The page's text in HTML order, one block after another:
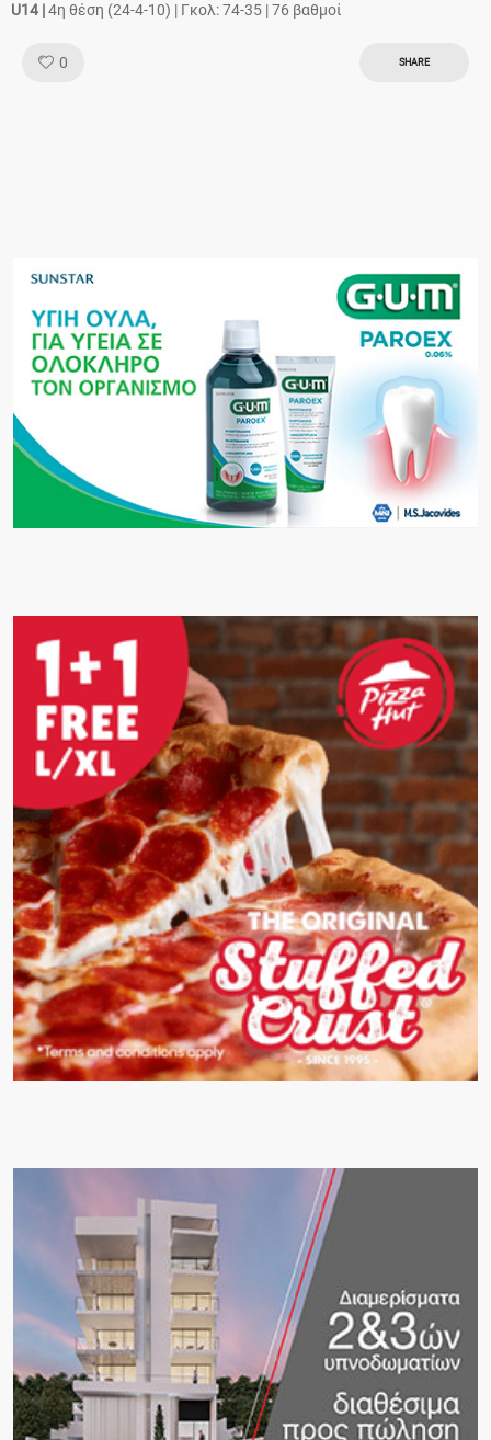
U14 |4η θέση (24-4-10) | Γκολ: 74-35 | 76 βαθμοί
0 SHARE